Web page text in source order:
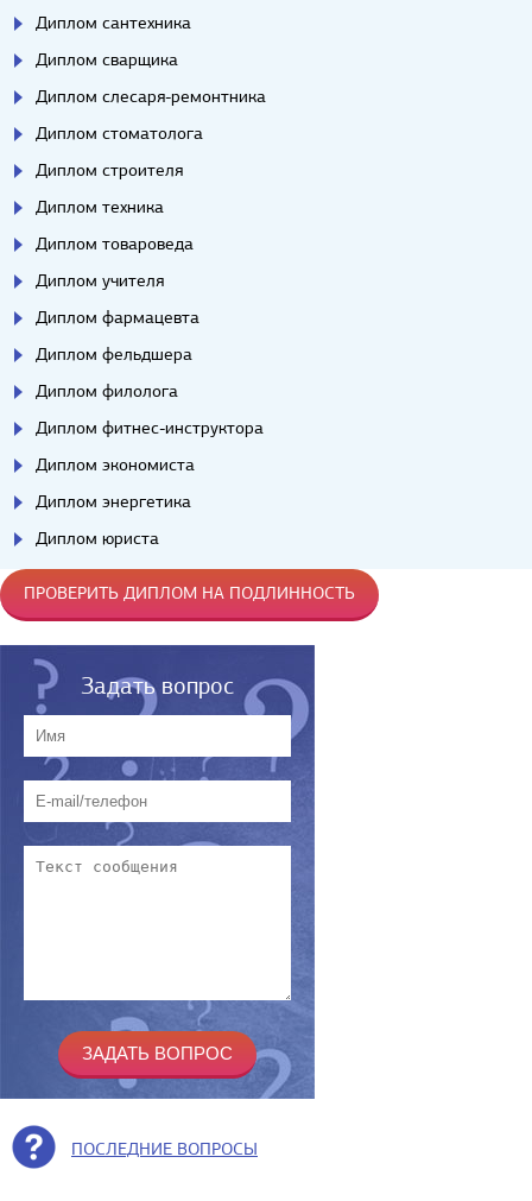
Диплом сантехника
Диплом сварщика
Диплом слесаря-ремонтника
Диплом стоматолога
Диплом строителя
Диплом техника
Диплом товароведа
Диплом учителя
Диплом фармацевта
Диплом фельдшера
Диплом филолога
Диплом фитнес-инструктора
Диплом экономиста
Диплом энергетика
Диплом юриста
ПРОВЕРИТЬ ДИПЛОМ НА ПОДЛИННОСТЬ
Задать вопрос
ПОСЛЕДНИЕ ВОПРОСЫ